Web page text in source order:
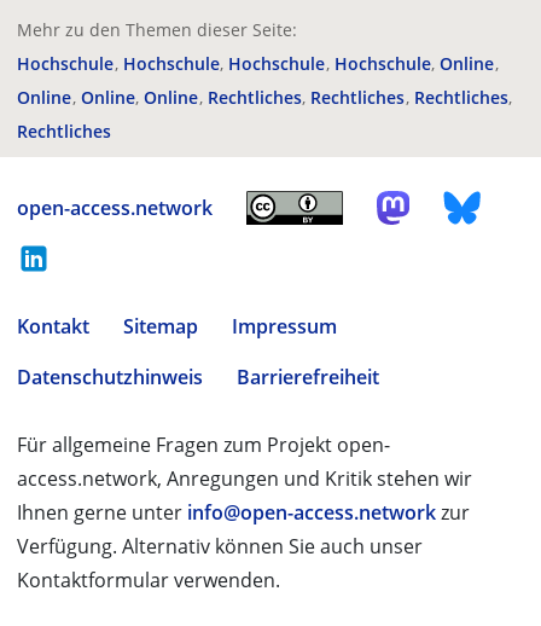
Mehr zu den Themen dieser Seite:
Hochschule Hochschule Hochschule Hochschule Online
Online Online Online Rechtliches Rechtliches Rechtliches
Rechtliches
open-access.network
Kontakt Sitemap
Impressum
Datenschutzhinweis
Barrierefreiheit
Für allgemeine Fragen zum Projekt open-
access.network, Anregungen und Kritik stehen wir
Ihnen gerne unter info@open-access.networkzur
Verfügung. Alternativ können Sie auch unser
Kontaktformular verwenden.